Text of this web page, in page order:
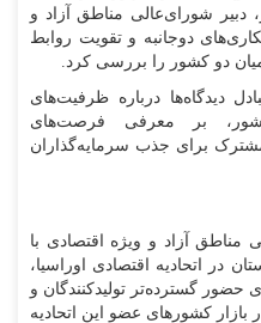
دبیر شورای‌عالی مناطق آزاد و
دوجانبه و تقویت روابط
دو کشور را بررسی کرد.
دیدگاه‌ها درباره ظرفیت‌های
بر معرفی فرصت‌های
برای جذب سرمایه‌گذاران
مناطق آزاد و ویژه اقتصادی با
در اتحادیه اقتصادی اوراسیا،
گسترده‌تر تولیدکنندگان و
بازار کشورهای عضو این اتحادیه